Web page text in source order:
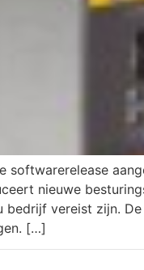
softwarerelease
nieuwe
bedrijf vereist zijn.
[…]